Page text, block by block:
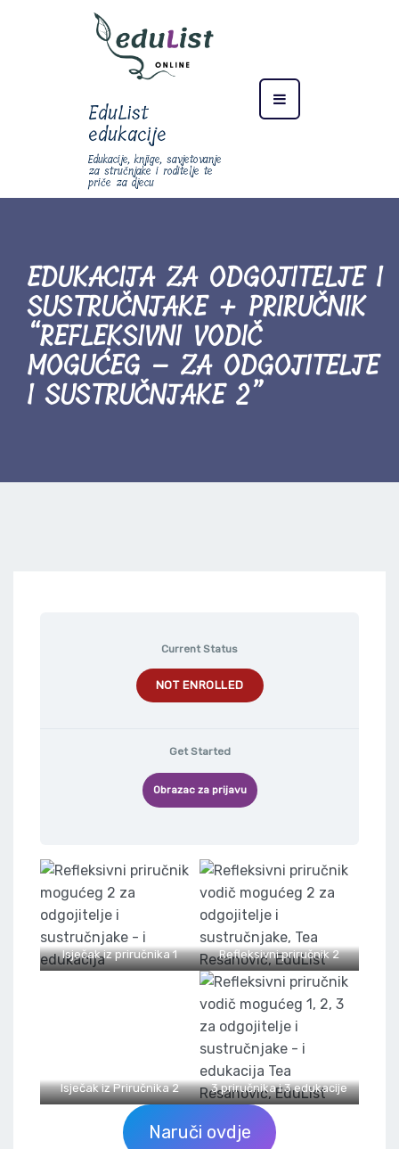
EduList
edukacije
Edukacije, knjige, savjetovanje
za stručnjake i roditelje te
priče za djecu
EDUKACIJA ZA ODGOJITELJE I
SUSTRUČNJAKE + PRIRUČNIK
“REFLEKSIVNI VODIČ
MOGUĆEG – ZA ODGOJITELJE
I SUSTRUČNJAKE 2”
Current Status
NOT ENROLLED
Get Started
Obrazac za prijavu
Isječak iz priručnika 1 Refleksivni priručnik 2
Isječak iz Priručnika 2 3 priručnika i 3 edukacije
Naruči ovdje